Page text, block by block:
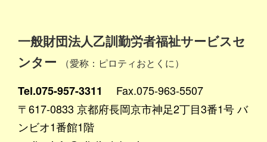
一般財団法人乙訓勤労者福祉サービスセ
ンター
（愛称：ピロティおとくに）
Tel.075-957-3311
Fax.075-963-5507
〒617-0833 京都府長岡京市神足2丁目3番1号 バ
ンビオ1番館1階